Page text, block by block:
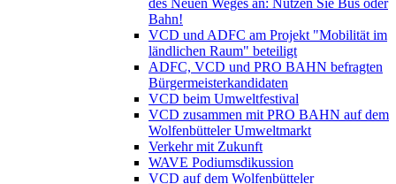
des Neuen Weges an: Nutzen Sie Bus oder
Bahn!
VCD und ADFC am Projekt "Mobilität im
ländlichen Raum" beteiligt
ADFC, VCD und PRO BAHN befragten
Bürgermeisterkandidaten
VCD beim Umweltfestival
VCD zusammen mit PRO BAHN auf dem
Wolfenbütteler Umweltmarkt
Verkehr mit Zukunft
WAVE Podiumsdikussion
VCD auf dem Wolfenbütteler